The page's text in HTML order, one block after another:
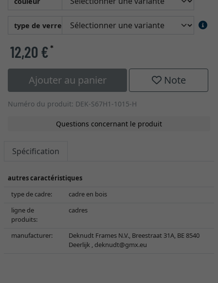
type de verre
12,20 €*
Ajouter au panier Note
Numéro du produit: DEK-S67H1-1015-H
Questions concernant le produit
Spécification
autres caractéristiques
type de cadre:
cadre en bois
ligne de
produits:
cadres
manufacturer:
Deknudt Frames N.V., Breestraat 31A, BE 8540
Deerlijk , deknudt@gmx.eu